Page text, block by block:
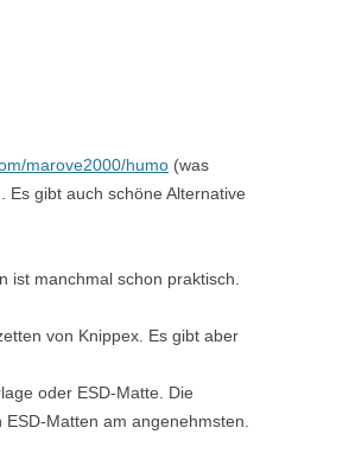
marove2000/humo (was
Es gibt auch schöne Alternative
ist manchmal schon praktisch.
von Knippex. Es gibt aber
oder ESD-Matte. Die
Matten am angenehmsten.